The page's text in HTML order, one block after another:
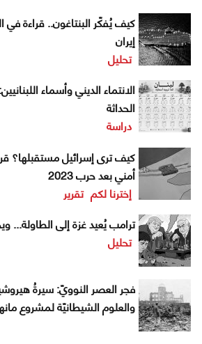
كيف يُفكّر البنتاغون.. قراءة
إيران
تحليل
الانتماء الديني وأسماء
الحداثة
دراسة
كيف ترى إسرائيل مستقبلها؟
أمني بعد حرب 2023
إخترنا لكم تقرير
ترامب يُعيد غزة إلى الطاولة...
تحليل
فجر العصر النوويّ: سيرةُ
والعلوم الشيطانيّة لمشروع